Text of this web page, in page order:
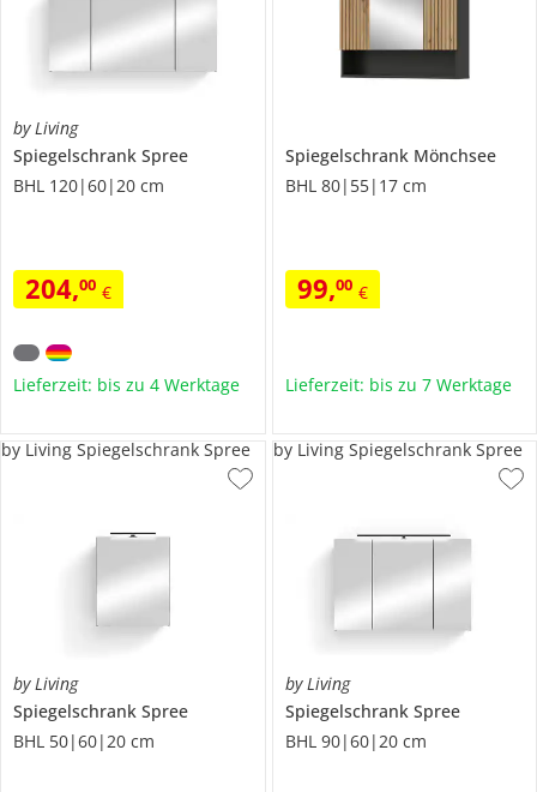
by Living
Spiegelschrank Spree
BHL 120|60|20 cm
204,00 €
Lieferzeit: bis zu 4 Werktage
Spiegelschrank Mönchsee
BHL 80|55|17 cm
99,00 €
Lieferzeit: bis zu 7 Werktage
by Living
Spiegelschrank Spree
BHL 50|60|20 cm
by Living Spiegelschrank Spree
by Living
Spiegelschrank Spree
BHL 90|60|20 cm
by Living Spiegelschrank Spree